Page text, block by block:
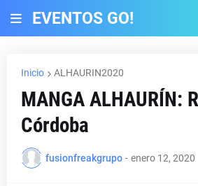
EVENTOS GO!
Inicio ALHAURIN2020
MANGA ALHAURÍN:
Córdoba
fusionfreakgrupo - enero 12, 2020